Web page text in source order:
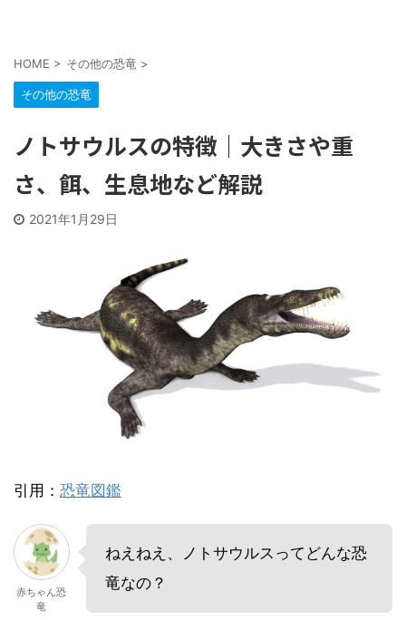
HOME > その他の恐竜 >
その他の恐竜
ノトサウルスの特徴｜大きさや重
さ、餌、生息地など解説
2021年1月29日
引用： 恐竜図鑑
赤ちゃん恐
竜
ねえねえ、ノトサウルスってどんな恐
竜なの？